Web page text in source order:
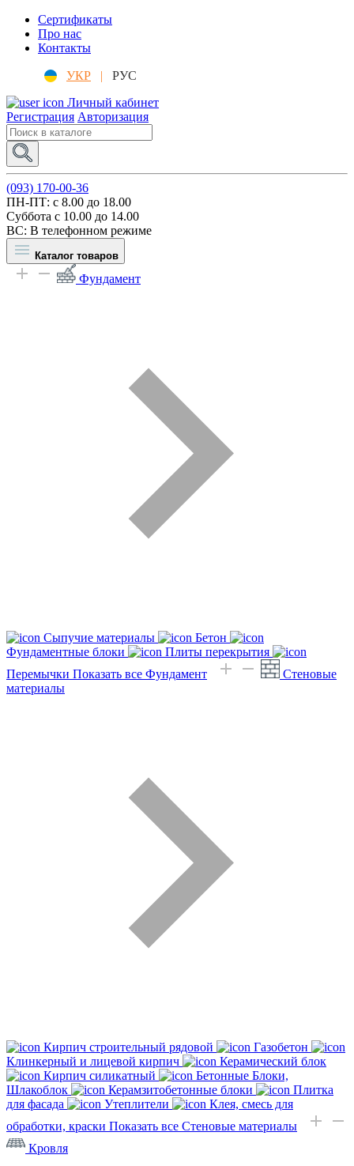
Сертификаты
Про нас
Контакты
УКР |
РУС
Личный кабинет
Регистрация Авторизация
(093) 170-00-36
ПН-ПТ: c 8.00 до 18.00
Суббота с 10.00 до 14.00
ВС: В телефонном режиме
Каталог товаров
Фундамент
Сыпучие материалы
Бетон
Фундаментные блоки
Плиты перекрытия
Перемычки Показать все Фундамент
Стеновые
материалы
Кирпич строительный рядовой
Газобетон
Клинкерный и лицевой кирпич
Керамический блок
Кирпич силикатный
Бетонные Блоки,
Шлакоблок
Керамзитобетонные блоки
Плитка
для фасада
Утеплители
Клея, смесь для
обработки, краски Показать все Стеновые материалы
Кровля